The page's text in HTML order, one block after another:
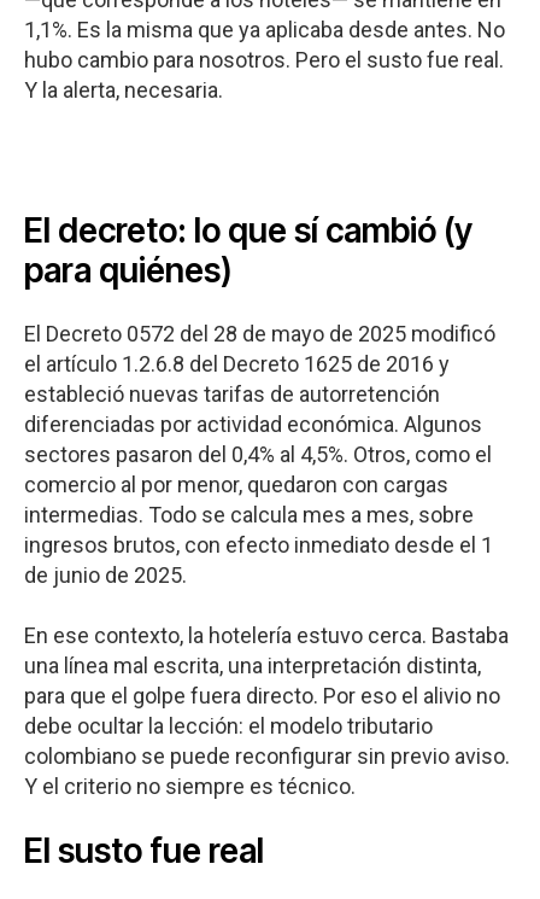
1,1%. Es la misma que ya aplicaba desde antes. No
hubo cambio para nosotros. Pero el susto fue real.
Y la alerta, necesaria.
El decreto: lo que sí cambió (y
para quiénes)
El Decreto 0572 del 28 de mayo de 2025 modificó
el artículo 1.2.6.8 del Decreto 1625 de 2016 y
estableció nuevas tarifas de autorretención
diferenciadas por actividad económica. Algunos
sectores pasaron del 0,4% al 4,5%. Otros, como el
comercio al por menor, quedaron con cargas
intermedias. Todo se calcula mes a mes, sobre
ingresos brutos, con efecto inmediato desde el 1
de junio de 2025.
En ese contexto, la hotelería estuvo cerca. Bastaba
una línea mal escrita, una interpretación distinta,
para que el golpe fuera directo. Por eso el alivio no
debe ocultar la lección: el modelo tributario
colombiano se puede reconfigurar sin previo aviso.
Y el criterio no siempre es técnico.
El susto fue real